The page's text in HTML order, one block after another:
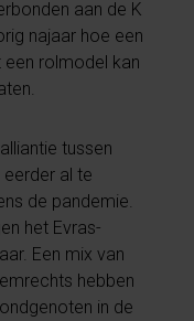
aan de K
najaar hoe een
rolmodel kan
tussen
al te
de pandemie.
het Evras-
Een mix van
hebben
in de